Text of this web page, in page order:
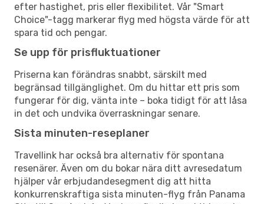
efter hastighet, pris eller flexibilitet. Vår "Smart
Choice"-tagg markerar flyg med högsta värde för att
spara tid och pengar.
Se upp för prisfluktuationer
Priserna kan förändras snabbt, särskilt med
begränsad tillgänglighet. Om du hittar ett pris som
fungerar för dig, vänta inte – boka tidigt för att låsa
in det och undvika överraskningar senare.
Sista minuten-reseplaner
Travellink har också bra alternativ för spontana
resenärer. Även om du bokar nära ditt avresedatum
hjälper vår erbjudandesegment dig att hitta
konkurrenskraftiga sista minuten-flyg från Panama